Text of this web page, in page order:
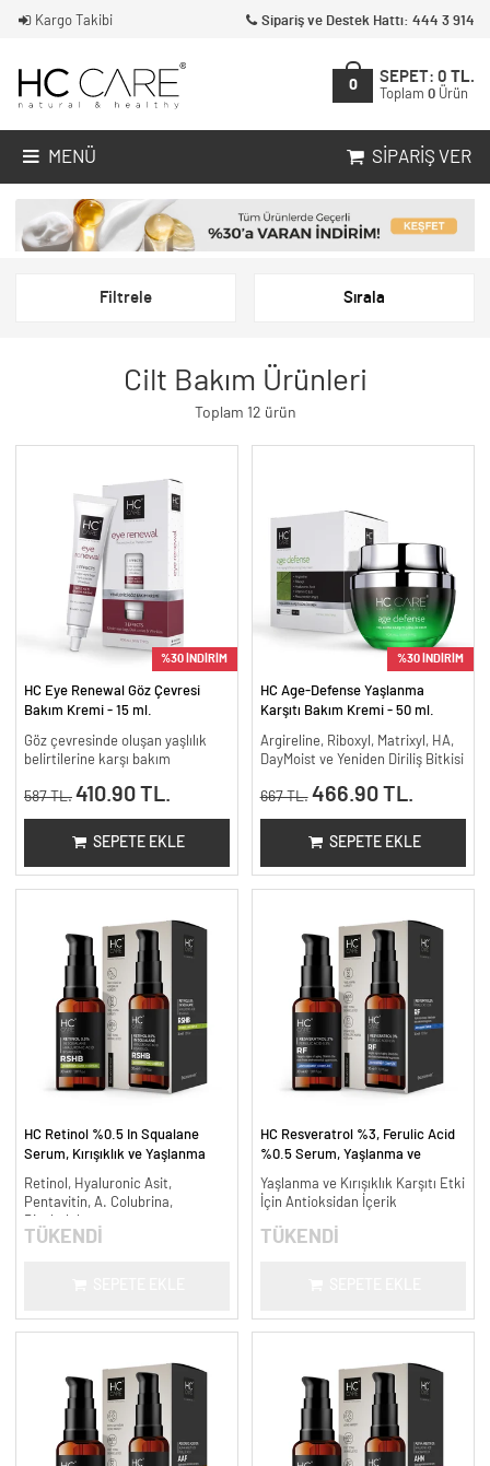
Kargo Takibi Sipariş ve Destek Hattı: 444 3 914
0
SEPET: 0 TL.
Toplam 0 Ürün
MENÜ SIPARIŞ VER
Filtrele Sırala
Cilt Bakım Ürünleri
Toplam 12 ürün
%30 İNDİRİM
HC Eye Renewal Göz Çevresi
Bakım Kremi - 15 ml.
Göz çevresinde oluşan yaşlılık
belirtilerine karşı bakım
587 TL. 410.90 TL.
SEPETE EKLE
%30 İNDİRİM
HC Age-Defense Yaşlanma
Karşıtı Bakım Kremi - 50 ml.
Argireline, Riboxyl, Matrixyl, HA,
DayMoist ve Yeniden Diriliş Bitkisi
667 TL. 466.90 TL.
SEPETE EKLE
HC Retinol %0.5 In Squalane
Serum, Kırışıklık ve Yaşlanma
Retinol, Hyaluronic Asit,
Pentavitin, A. Colubrina,
TÜKENDİ
HC Resveratrol %3, Ferulic Acid
%0.5 Serum, Yaşlanma ve
Yaşlanma ve Kırışıklık Karşıtı Etki
İçin Antioksidan İçerik
TÜKENDİ